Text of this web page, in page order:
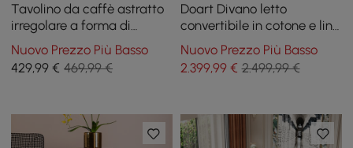
Tavolino da caffè astratto
irregolare a forma di
nuvola da 39"
Nuovo Prezzo Più Basso
429,99 € 469,99 €
Doart Divano letto
convertibile in cotone e lino
108,3 pollici modulare ad
angolo a forma di L a 4
posti
Nuovo Prezzo Più Basso
2.399,99€ 2.499,99 €